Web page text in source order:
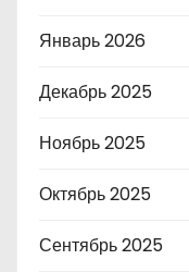
Январь 2026
Декабрь 2025
Ноябрь 2025
Октябрь 2025
Сентябрь 2025